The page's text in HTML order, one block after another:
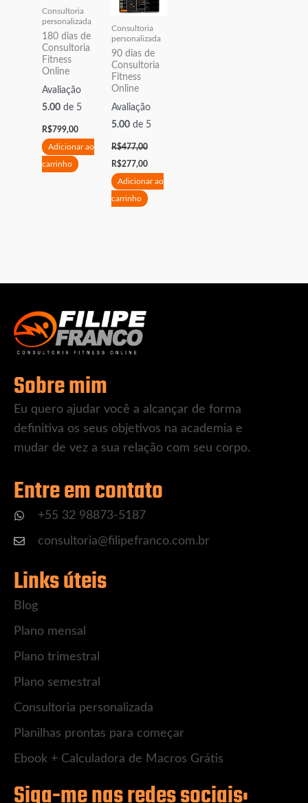
Consultoria
personalizada
180 dias de
Consultoria
Fitness
Online
Avaliação
5.00 de 5
R$799,00
Adicionar ao
carrinho
Consultoria
personalizada
90 dias de
Consultoria
Fitness
Online
Avaliação
5.00de 5
R$477,00
R$277,00
Adicionar ao
carrinho
Sobre mim
Eu quero ajudar você a alcançar de forma
definitiva os seus objetivos na academia e
mudar de vez a sua relação com seu corpo.
Entre em contato
+55 32 98873-5187
consultoria@filipefranco.com.br
Links úteis
Blog
Plano mensal
Plano trimestral
Plano semestral
Consultoria personalizada
Planilhas prontas para começar
Ebook + Calculadora de Macros Grátis